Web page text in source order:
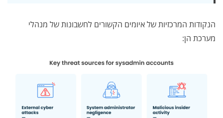
הנקודות המרכזיות של איומים הקשורים לחשבונות של מנהלי
מערכת הן: